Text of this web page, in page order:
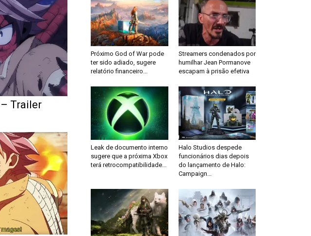
– Trailer
Próximo God of War pode
ter sido adiado, sugere
relatório financeiro...
Streamers condenados por
humilhar Jean Pormanove
escapam à prisão efetiva
Leak de documento interno
sugere que a próxima Xbox
terá retrocompatibilidade...
Halo Studios despede
funcionários dias depois
do lançamento de Halo:
Campaign...